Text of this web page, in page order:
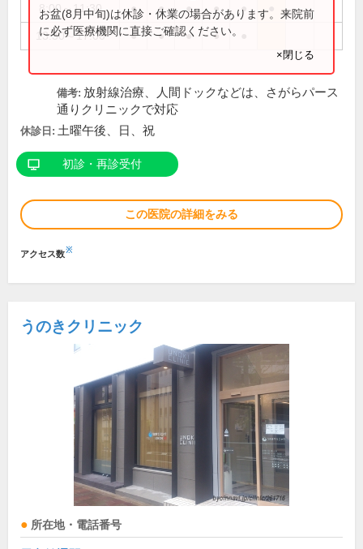
8:00～11:30 ● ● ● ● ●
13:30～17:00 ● ● ● ●
お盆(8月中旬)は休診・休業の場合があります。来院前
に必ず医療機関に直接ご確認ください。
×閉じる
備考: 放射線治療、人間ドックなどは、さがらパース
通りクリニックで対応
休診日: 土曜午後、日、祝
初診・再診受付
この医院の詳細をみる
アクセス数※
うのきクリニック
所在地・電話番号